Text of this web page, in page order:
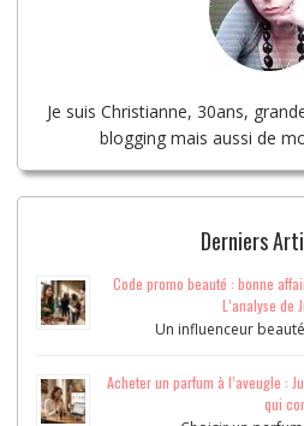
Je suis Christianne, 30ans,
blogging mais aussi de
Derniers
Code promo beauté : bonne
L’analyse de
Un influenceur
Acheter un parfum à l’aveugle :
qui